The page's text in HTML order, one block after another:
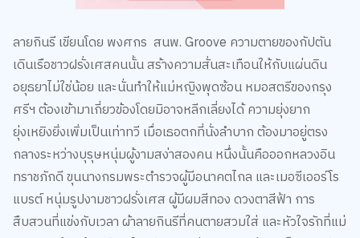
เดินเรือชาวฝรั่งเศสคนนั้น สร้างความสั่นสะเทือนให้กับแผ่นดิน
อยุธยาไม่ใช่น้อย และนั่นทำให้แม่หญิงพุดซ้อน หมอสตรีของกรุง
ศรีฯ ต้องเข้ามาเกี่ยวข้องโดยมิอาจหลีกเลี่ยงได้ ความยุ่งยาก
ยุ่งเหยิงยิ่งเพิ่มเป็นเท่าทวี เมื่อเธอตกที่นั่งลำบาก ต้องมาอยู่ตรง
กลางระหว่างบุรุษหนุ่มผู้งามสง่าสองคน หนึ่งนั้นคือออกหลวงอิน
ทราชภักดี ขุนนางกรมพระตำรวจผู้มีอนาคตไกล และเมอซีเออร์โร
แบรต์ หนุ่มรูปงามชาวฝรั่งเศส ผู้มีผมสีทอง ดวงตาสีฟ้า การ
สืบสวนที่แข่งกับเวลา ผ้าลายกินรีที่คนตายสวมใส่ และหัวใจรักที่แม่
หญิงพุดซ้อนต้องเลือก โดยมีความอยู่รอดของแผ่นดินเป็นเดิมพัน